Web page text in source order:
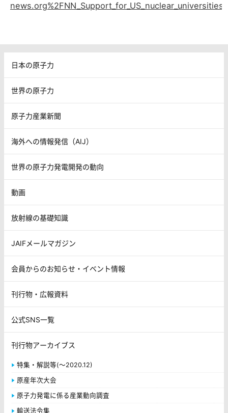
日本の原子力
世界の原子力
原子力産業新聞
海外への情報発信（AIJ）
世界の原子力発電開発の動向
動画
放射線の基礎知識
JAIFメールマガジン
会員からのお知らせ・イベント情報
刊行物・広報資料
公式SNS一覧
刊行物アーカイブス
特集・解説等(～2020.12)
原産年次大会
原子力発電に係る産業動向調査
輸送法令集